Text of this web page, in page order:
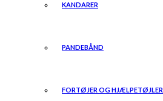
KANDARER
PANDEBÅND
FORTØJER OG HJÆLPETØJLER